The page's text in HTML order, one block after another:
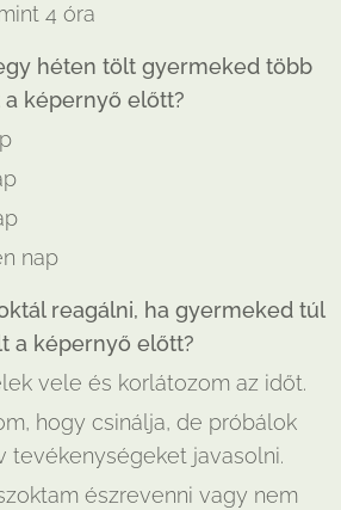
4 óra
héten tölt gyermeked több
a képernyő előtt?
nap
reagálni, ha gyermeked túl
a képernyő előtt?
vele és korlátozom az időt.
hogy csinálja, de próbálok
tevékenységeket javasolni.
észrevenni vagy nem